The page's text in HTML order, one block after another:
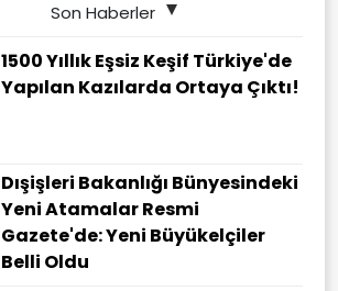
Son Haberler
1500 Yıllık Eşsiz Keşif Türkiye'de
Yapılan Kazılarda Ortaya Çıktı!
Dışişleri Bakanlığı Bünyesindeki
Yeni Atamalar Resmi
Gazete'de: Yeni Büyükelçiler
Belli Oldu